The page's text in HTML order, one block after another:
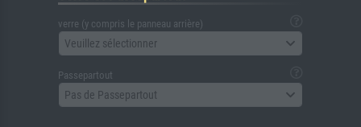
verre (y compris le panneau arrière)
Veuillez sélectionner
Passepartout
Pas de Passepartout